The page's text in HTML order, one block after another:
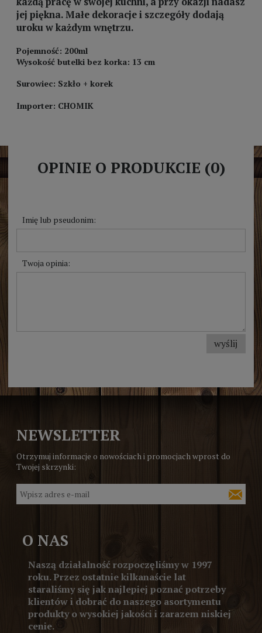
jej piękna. Małe dekoracje i szczegóły dodają
uroku w każdym wnętrzu.
Pojemność: 200ml
Wysokość butelki bez korka: 13 cm
Surowiec: Szkło + korek
Importer: CHOMIK
OPINIE O PRODUKCIE (0)
Imię lub pseudonim:
Twoja opinia:
wyślij
NEWSLETTER
Otrzymuj informacje o nowościach i promocjach wprost do
Twojej skrzynki:
O NAS
Naszą działalność rozpoczęliśmy w 1997
roku. Przez ostatnie kilkanaście lat
staraliśmy się jak najlepiej poznać potrzeby
klientów i dobrać do naszego asortymentu
produkty o wysokiej jakości i zarazem niskiej
cenie.